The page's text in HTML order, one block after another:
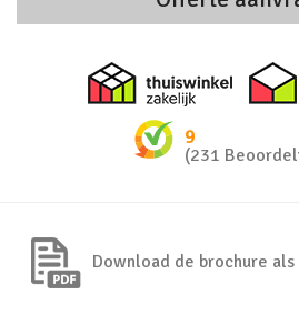
9
(231
Download de brochure als